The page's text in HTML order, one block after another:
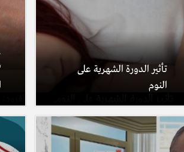
تأثير الدورة الشهرية على
النوم